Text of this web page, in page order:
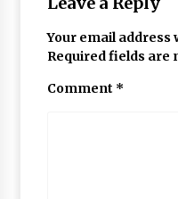
Your email address
Required fields are
Comment *